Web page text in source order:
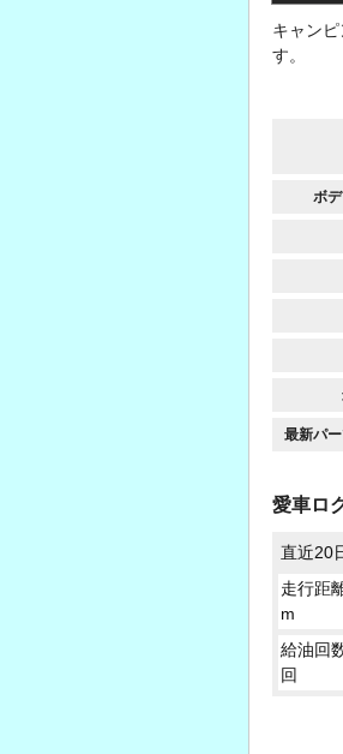
キャン
す。
ボ
最新パ
愛車ロ
直近20
走行距
m
給油回
回